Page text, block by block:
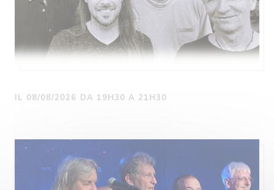
IL 08/08/2026 DA 19H30 A 21H30